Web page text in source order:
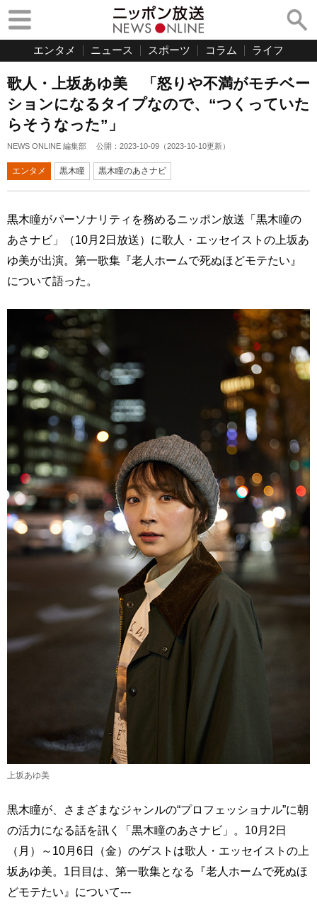
エンタメ ニュース スポーツ コラム ライフ
歌人・上坂あゆ美 「怒りや不満がモチベー
ションになるタイプなので、“つくっていた
らそうなった”」
NEWS ONLINE 編集部 公開： 2023-10-09 （2023-10-10更新）
エンタメ 黒木瞳 黒木瞳のあさナビ
黒木瞳がパーソナリティを務めるニッポン放送「黒木瞳の
あさナビ」（10月2日放送）に歌人・エッセイストの上坂あ
ゆ美が出演。第一歌集『老人ホームで死ぬほどモテたい』
について語った。
上坂あゆ美
黒木瞳が、さまざまなジャンルの“プロフェッショナル”に朝
の活力になる話を訊く「黒木瞳のあさナビ」。10月2日
（月）～10月6日（金）のゲストは歌人・エッセイストの上
坂あゆ美。1日目は、第一歌集となる『老人ホームで死ぬほ
どモテたい』について---